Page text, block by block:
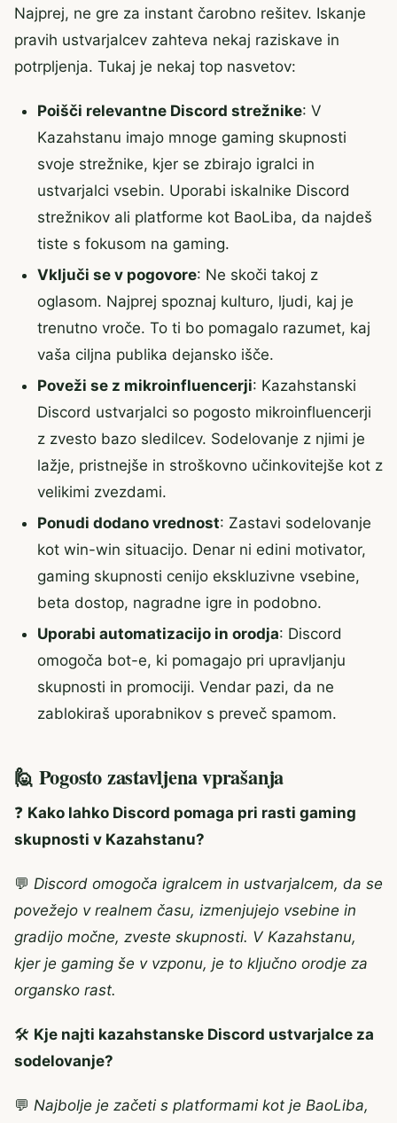
Najprej, ne gre za instant čarobno rešitev. Iskanje
pravih ustvarjalcev zahteva nekaj raziskave in
potrpljenja. Tukaj je nekaj top nasvetov:
Poišči relevantne Discord strežnike: V
Kazahstanu imajo mnoge gaming skupnosti
svoje strežnike, kjer se zbirajo igralci in
ustvarjalci vsebin. Uporabi iskalnike Discord
strežnikov ali platforme kot BaoLiba, da najdeš
tiste s fokusom na gaming.
Vključi se v pogovore: Ne skoči takoj z
oglasom. Najprej spoznaj kulturo, ljudi, kaj je
trenutno vroče. To ti bo pomagalo razumet, kaj
vaša ciljna publika dejansko išče.
Poveži se z mikroinfluencerji: Kazahstanski
Discord ustvarjalci so pogosto mikroinfluencerji
z zvesto bazo sledilcev. Sodelovanje z njimi je
lažje, pristnejše in stroškovno učinkovitejše kot z
velikimi zvezdami.
Ponudi dodano vrednost: Zastavi sodelovanje
kot win-win situacijo. Denar ni edini motivator,
gaming skupnosti cenijo ekskluzivne vsebine,
beta dostop, nagradne igre in podobno.
Uporabi automatizacijo in orodja: Discord
omogoča bot-e, ki pomagajo pri upravljanju
skupnosti in promociji. Vendar pazi, da ne
zablokiraš uporabnikov s preveč spamom.
🙋 Pogosto zastavljena vprašanja
❓ Kako lahko Discord pomaga pri rasti gaming
skupnosti v Kazahstanu?
💬 Discord omogoča igralcem in ustvarjalcem, da se
povežejo v realnem času, izmenjujejo vsebine in
gradijo močne, zveste skupnosti. V Kazahstanu,
kjer je gaming še v vzponu, je to ključno orodje za
organsko rast.
🛠️ Kje najti kazahstanske Discord ustvarjalce za
sodelovanje?
💬 Najbolje je začeti s platformami kot je BaoLiba,